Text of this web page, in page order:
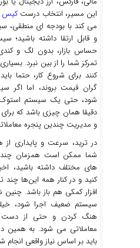
این مسیر، انتخاب درستکیس
می کند با بودجه ‌ای منطقی،
و قابل ارتقا داشته باشید؛
حساس بازار، بدون لگ و
تمرکز شما را از بین نبرد.
کنند برای شروع کار، حتما
گران ‌قیمت بروند، اما اگر
شود، حتی یک سیستم استوک
دقیقا همان چیزی باشد که
و مدیریت چندین پنجره
در ترید، سرعت و پایداری
شما ممکن است همزمان چند
های مختلف داشته باشید،
کنید و در کنار همه این‌ها چند
‌افزار کمکی هم باز باشد.
سیستم ضعیف اجرا شود،
هنگ کردن و حتی از
معاملاتی می ‌شود. به همین
باید بر اساس نیاز واقعی انجام